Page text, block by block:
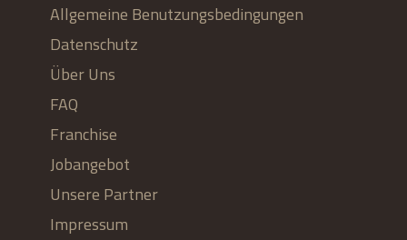
Allgemeine Benutzungsbedingungen
Datenschutz
Über Uns
FAQ
Franchise
Jobangebot
Unsere Partner
Impressum